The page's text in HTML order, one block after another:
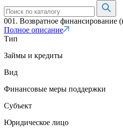
001. Возвратное финансирование
Полное описание
Тип
Займы и кредиты
Вид
Финансовые меры поддержки
Субъект
Юридическое лицо